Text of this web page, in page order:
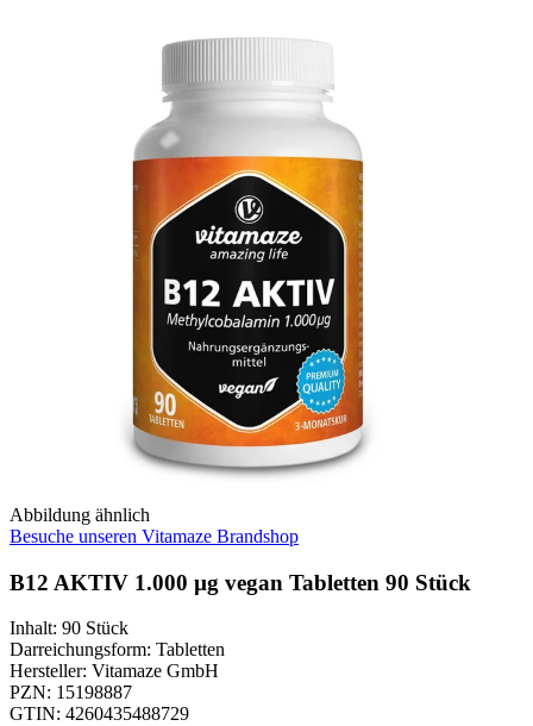
Abbildung ähnlich
Besuche unseren Vitamaze Brandshop
B12 AKTIV 1.000 µg vegan Tabletten 90 Stück
Inhalt: 90 Stück
Darreichungsform: Tabletten
Hersteller: Vitamaze GmbH
PZN: 15198887
GTIN: 4260435488729